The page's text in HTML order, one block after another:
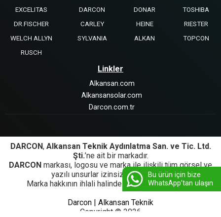
Bu ürün için bize
WhatsApp’tan ulaşın
EXCELITAS
DARCON DONAR
TOSHIBA
DR.FISCHER
CARLEY HEINE
RIESTER
WELCH ALLYN
SYLVANIA ALKAN
TOPCON
RUSCH
Linkler
Alkansan.com
Alkansansolar.com
Darcon.com.tr
DARCON, Alkansan Teknik Aydınlatma San. ve Tic. Ltd.
Şti.’ne ait bir markadır.
DARCON markası, logosu ve marka ile ilişkili tüm görsel ve
yazılı unsurlar izinsiz kullanılamaz.
Marka hakkının ihlali halinde yasal işlem başlatılır.
Darcon | Alkansan Teknik
Copyright © 2026